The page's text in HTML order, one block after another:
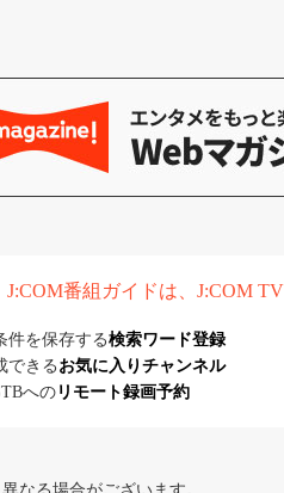
J:COM番組ガイドは、J:COM
件を保存する検索ワード登録
できるお気に入りチャンネル
への リモート録画予約